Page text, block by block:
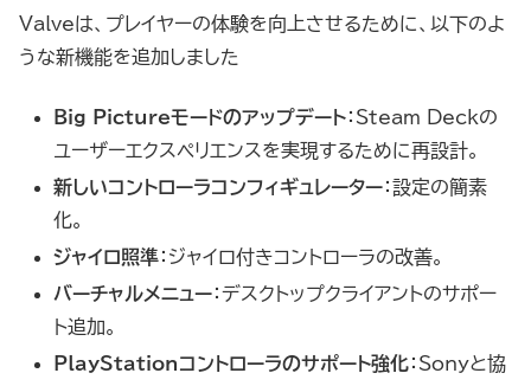
Valveは、プレイヤーの体験を向上させるために、以下のよ
うな新機能を追加しました
Big Pictureモードのアップデート：Steam Deckの
ユーザーエクスペリエンスを実現するために再設計。
新しいコントローラコンフィギュレーター：設定の簡素
化。
ジャイロ照準：ジャイロ付きコントローラの改善。
バーチャルメニュー：デスクトップクライアントのサポー
ト追加。
PlayStationコントローラのサポート強化：Sonyと協